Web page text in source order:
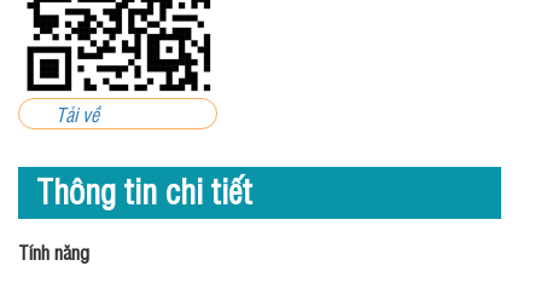
Tải về
Thông tin chi tiết
Tính năng